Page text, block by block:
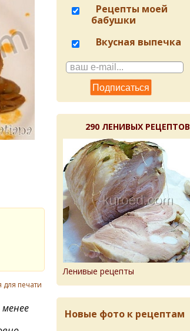
для печати
менее
Рецепты моей
бабушки
Вкусная выпечка
290 ЛЕНИВЫХ РЕЦЕПТОВ
Ленивые рецепты
Новые фото к рецептам